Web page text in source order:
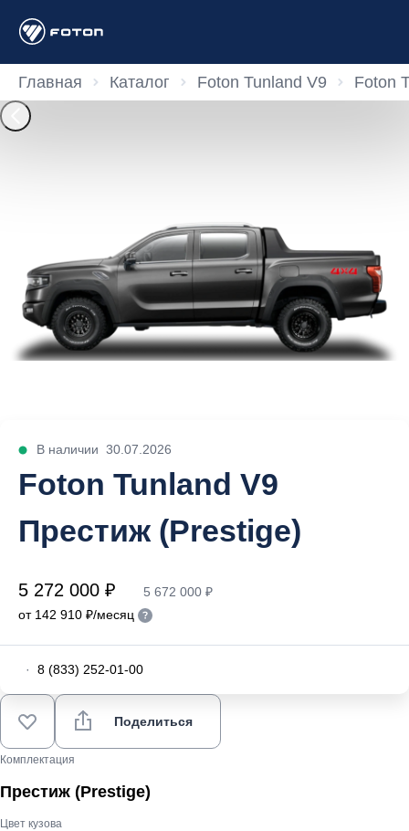
Главная Каталог Foton Tunland V9 Foton
В наличии 30.07.2026
Foton Tunland V9
Престиж (Prestige)
5 272 000 ₽
5 672 000 ₽
от 142 910 ₽/месяц
· 8 (833) 252-01-00
Поделиться
Комплектация
Престиж (Prestige)
Цвет кузова